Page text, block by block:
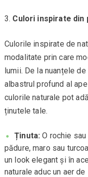
Culori inspirate din
Culorile inspirate de
modalitate prin care
lumii. De la nuanțele
albastrul profund al
culorile naturale pot
ținutele tale.
Ținuta: O rochie
pădure, maro sau
un look elegant și în
naturale aduc un aer